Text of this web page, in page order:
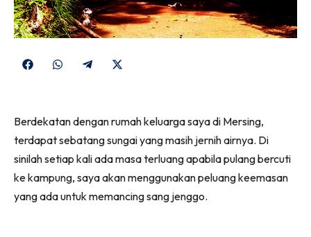
Share
Share
Share
(Twitter)
Berdekatan dengan rumah keluarga saya di Mersing,
terdapat sebatang sungai yang masih jernih airnya. Di
sinilah setiap kali ada masa terluang apabila pulang bercuti
ke kampung, saya akan menggunakan peluang keemasan
yang ada untuk memancing sang jenggo.